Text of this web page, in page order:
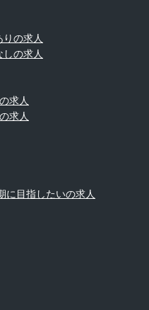
の求人
の求人
求人
求人
に目指したいの求人